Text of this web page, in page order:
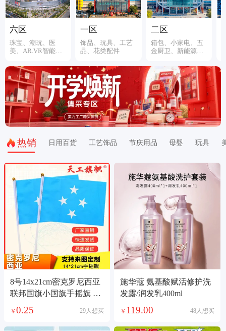
六区
珠宝、潮玩、医
美、AR.VR智能装
一区
饰品、玩具、工艺
品、花类配件
二区
箱包、小家电、五
金厨卫、新能源、
热销 日用百货 工艺饰品 节庆用品 母婴 玩具
8号14x21cm密克罗尼西亚
联邦国旗小国旗手摇旗 国
旗定做
￥ 0.25 29人想买
施华蔻 氨基酸赋活修护洗
发露/润发乳400ml
￥ 119.00 48人想买